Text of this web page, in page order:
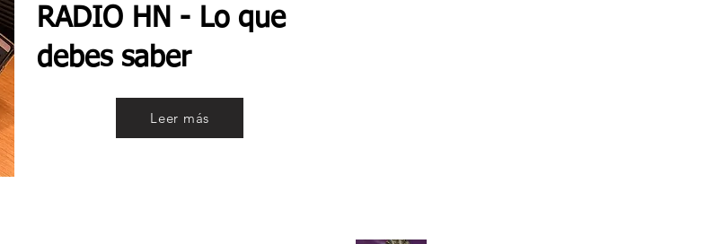
RADIO HN - Lo que
debes saber
Leer más